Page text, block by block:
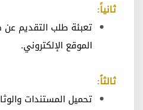
ثانياً:
تعبئة طلب التقديم
الموقع الإلكتروني.
ثالثاُ:
تحميل المستندات